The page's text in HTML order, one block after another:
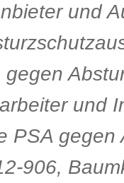
und
und
PSA
906,